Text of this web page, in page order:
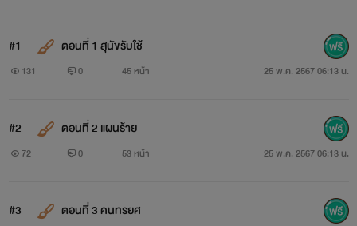
#1 ตอนที่ 1 สุนัขรับใช้
131 0 45 หน้า 25 พ.ค. 2567 06:13 น.
#2 ตอนที่ 2 แผนร้าย
72 0 53 หน้า 25 พ.ค. 2567 06:13 น.
#3 ตอนที่ 3 คนทรยศ